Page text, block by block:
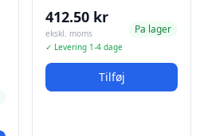
412.50 kr
ekskl. moms
✓ Levering 1-4 dage
Pa lager
Tilføj